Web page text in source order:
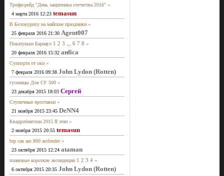
Трофи-рейд "День защитника отечества 2016" »
4 марта 2016 12:23 temasun
В Белокуриху на майские праздники »
25 февраля 2016 21:30 Agent007
Покатушки Барнаул 1 2 3 6 7 8 »
20 февраля 2016 15:32 анfiса
Суппорта от оки »
7 февраля 2016 09:38 John Lydon (Rotten)
гусеницы Для CF 500 »
23 декабря 2015 18:03 Сергей
Ступичные проставки »
21 ноября 2015 23:45 DeNN4
Квадробиатлон 2015 II этап »
2 ноября 2015 20:55 temasun
brp can am 800 autlender »
23 октября 2015 12:24 ataman
плановые короткие экспидиции 1 2 3 4 »
6 октября 2015 20:35 John Lydon (Rotten)